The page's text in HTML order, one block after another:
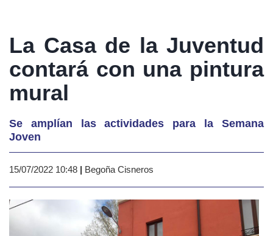
La Casa de la Juventud
contará con una pintura
mural
Se amplían las actividades para la Semana
Joven
15/07/2022 10:48 | Begoña Cisneros